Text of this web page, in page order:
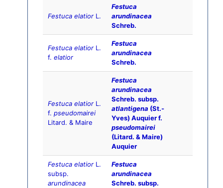
Festuca elatior L.
Festuca
arundinacea
Schreb.
Festuca elatior L.
f. elatior
Festuca
arundinacea
Schreb.
Festuca elatior L.
f. pseudomairei
Litard. & Maire
Festuca
arundinacea
Schreb. subsp.
atlantigena (St.-
Yves) Auquier f.
pseudomairei
(Litard. & Maire)
Auquier
Festuca elatior L.
subsp.
arundinacea
Festuca
arundinacea
Schreb. subsp.